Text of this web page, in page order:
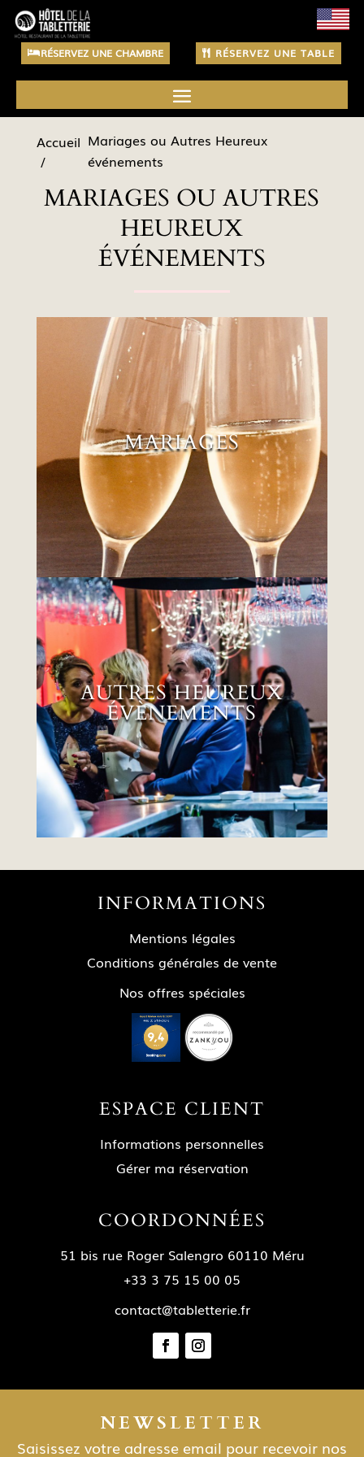
RÉSERVEZ UNE CHAMBRE RÉSERVEZ UNE TABLE
Accueil Mariages ou Autres Heureux
événements
MARIAGES OU AUTRES
HEUREUX
ÉVÉNEMENTS
MARIAGES
MARIAGES
EN SAVOIR PLUS
AUTRES HEUREUX
ÉVÈNEMENTS
AUTRES HEUREUX
ÉVÈNEMENTS
EN SAVOIR PLUS
INFORMATIONS
Mentions légales
Conditions générales de vente
Nos offres spéciales
ESPACE CLIENT
Informations personnelles
Gérer ma réservation
COORDONNÉES
51 bis rue Roger Salengro 60110 Méru
+33 3 75 15 00 05
contact@tabletterie.fr
NEWSLETTER
Saisissez votre adresse email pour recevoir nos